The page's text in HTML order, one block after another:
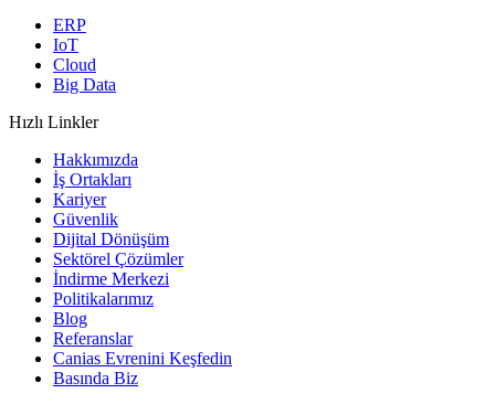
ERP
IoT
Cloud
Big Data
Hızlı Linkler
Hakkımızda
İş Ortakları
Kariyer
Güvenlik
Dijital Dönüşüm
Sektörel Çözümler
İndirme Merkezi
Politikalarımız
Blog
Referanslar
Canias Evrenini Keşfedin
Basında Biz